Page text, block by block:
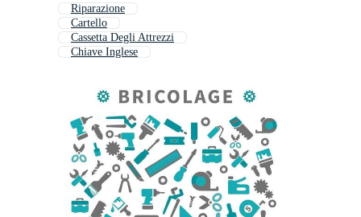
Riparazione
Cartello
Cassetta Degli Attrezzi
Chiave Inglese